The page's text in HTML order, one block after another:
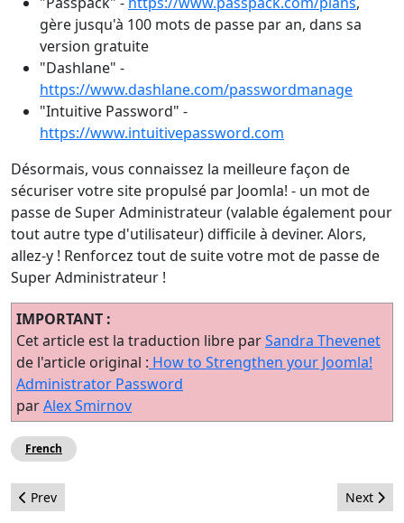
gère jusqu'à 100 mots de passe par an, dans sa
version gratuite
"Dashlane" -
https://www.dashlane.com/passwordmanage
"Intuitive Password" -
https://www.intuitivepassword.com
Désormais, vous connaissez la meilleure façon de
sécuriser votre site propulsé par Joomla! - un mot de
passe de Super Administrateur (valable également pour
tout autre type d'utilisateur) difficile à deviner. Alors,
allez-y ! Renforcez tout de suite votre mot de passe de
Super Administrateur !
IMPORTANT :
Cet article est la traduction libre parSandra Thevenet
de l'article original : How to Strengthen your Joomla!
Administrator Password
parAlex Smirnov
French
Previous article: Focusing on Joomla!
Prev Next
Next